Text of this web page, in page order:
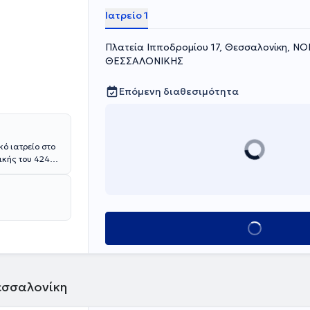
ιατρείο στο
του 424
στην
και
Ιατρείο 1
Πλατεία Ιπποδρομίου 17, Θεσσαλονίκη,
ΘΕΣΣΑΛΟΝΙΚΗΣ
Επόμενη διαθεσιμότητα
Κλείσε ραντεβού